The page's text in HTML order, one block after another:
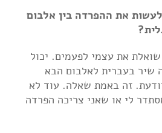
את ההפרדה בין אלבום
את עצמי לפעמים. יכול
שיר בעברית לאלבום הבא
זה באמת שאלה. עוד לא
לי או שאני צריכה הפרדה